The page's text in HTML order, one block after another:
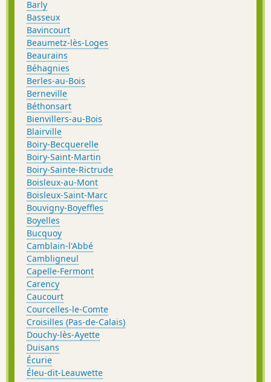
Barly
Basseux
Bavincourt
Beaumetz-lès-Loges
Beaurains
Béhagnies
Berles-au-Bois
Berneville
Béthonsart
Bienvillers-au-Bois
Blairville
Boiry-Becquerelle
Boiry-Saint-Martin
Boiry-Sainte-Rictrude
Boisleux-au-Mont
Boisleux-Saint-Marc
Bouvigny-Boyeffles
Boyelles
Bucquoy
Camblain-l'Abbé
Cambligneul
Capelle-Fermont
Carency
Caucourt
Courcelles-le-Comte
Croisilles (Pas-de-Calais)
Douchy-lès-Ayette
Duisans
Écurie
Éleu-dit-Leauwette